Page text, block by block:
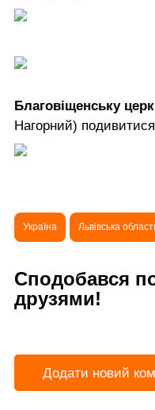
Благовіщенську
Нагорний)
Україна Львівська
Сподобався
друзями!
Додати новий